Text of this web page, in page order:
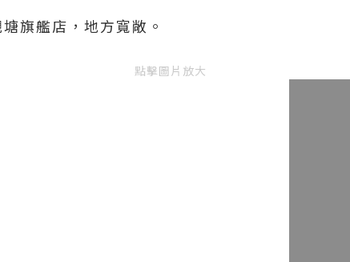
旗艦店，地方寬敞。
點擊圖片放大